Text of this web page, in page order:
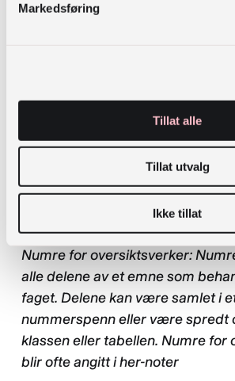
Markedsføring
Tillat alle
Tillat utvalg
Ikke tillat
Her skulle det vært
endre samtykke her:
Endre samtykke
Personvernerklæring
Videoen over presenterte
tverrfaglege verk. Her kan du sjå
ordforklaringane i Dewey
Numre for oversiktsverker:
alle delene av et emne som
faget. Delene kan være samlet i
nummerspenn eller være spredt
klassen eller tabellen. Numre for
blir ofte angitt i her-noter